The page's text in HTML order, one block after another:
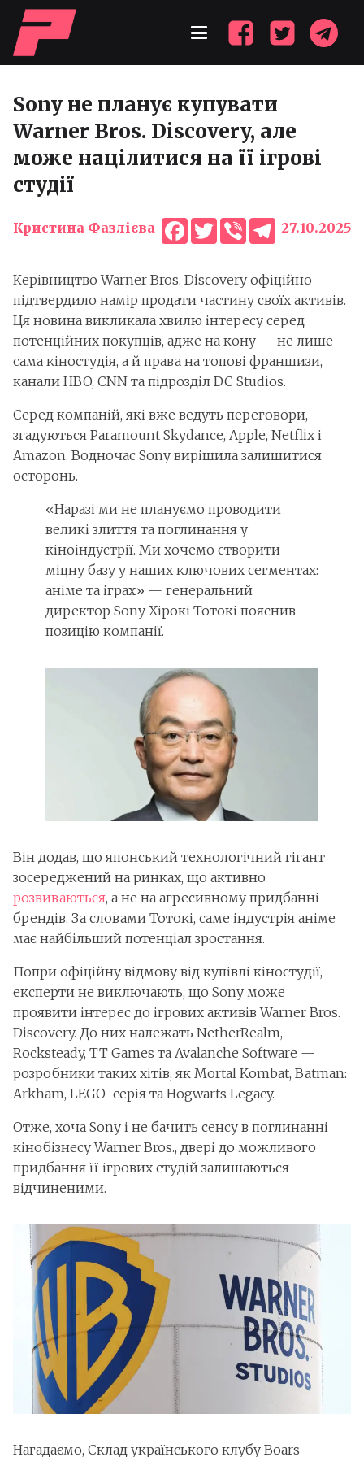
Sony не планує купувати
Warner Bros. Discovery, але
може націлитися на її ігрові
студії
Кристина Фазлієва Facebook
Twitter
ViberTelegram
27.10.2025
Керівництво Warner Bros. Discovery офіційно
підтвердило намір продати частину своїх активів.
Ця новина викликала хвилю інтересу серед
потенційних покупців, адже на кону — не лише
сама кіностудія, а й права на топові франшизи,
канали HBO, CNN та підрозділ DC Studios.
Серед компаній, які вже ведуть переговори,
згадуються Paramount Skydance, Apple, Netflix і
Amazon. Водночас Sony вирішила залишитися
осторонь.
«Наразі ми не плануємо проводити
великі злиття та поглинання у
кіноіндустрії. Ми хочемо створити
міцну базу у наших ключових сегментах:
аніме та іграх» — генеральний
директор Sony Хірокі Тотокі пояснив
позицію компанії.
Він додав, що японський технологічний гігант
зосереджений на ринках, що активно
розвиваються, а не на агресивному придбанні
брендів. За словами Тотокі, саме індустрія аніме
має найбільший потенціал зростання.
Попри офіційну відмову від купівлі кіностудії,
експерти не виключають, що Sony може
проявити інтерес до ігрових активів Warner Bros.
Discovery. До них належать NetherRealm,
Rocksteady, TT Games та Avalanche Software —
розробники таких хітів, як Mortal Kombat, Batman:
Arkham, LEGO-серія та Hogwarts Legacy.
Отже, хоча Sony і не бачить сенсу в поглинанні
кінобізнесу Warner Bros., двері до можливого
придбання її ігрових студій залишаються
відчиненими.
Нагадаємо, Склад українського клубу Boars